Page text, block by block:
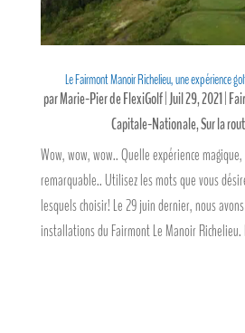
Le Fairmont Manoir Richelieu, une expérience
parMarie-Pier de FlexiGolf|Juil 29, 2021|
Capitale-Nationale,Sur la
Wow, wow, wow.. Quelle expérience
remarquable.. Utilisez les mots que vous
lesquels choisir! Le 29 juin dernier, nous
installations du Fairmont Le Manoir Richelieu.